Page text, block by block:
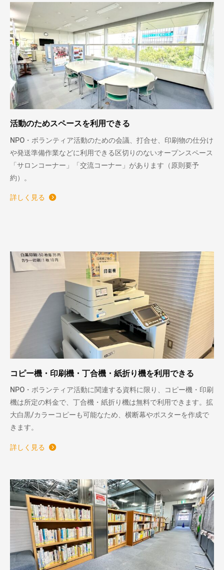
活動のためスペースを利用できる
NPO・ボランティア活動のための会議、打合せ、印刷物の仕分け
や発送準備作業などに利用できる区切りのないオープンスペース
「サロンコーナー」「交流コーナー」があります（原則要予
約）。
詳しく見る
コピー機・印刷機・丁合機・紙折り機を利用できる
NPO・ボランティア活動に関連する資料に限り、コピー機・印刷
機は所定の料金で、丁合機・紙折り機は無料で利用できます。拡
大白黒/カラーコピーも可能なため、横断幕やポスターを作成で
きます。
詳しく見る